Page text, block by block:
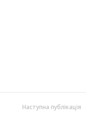
Наступна публікація